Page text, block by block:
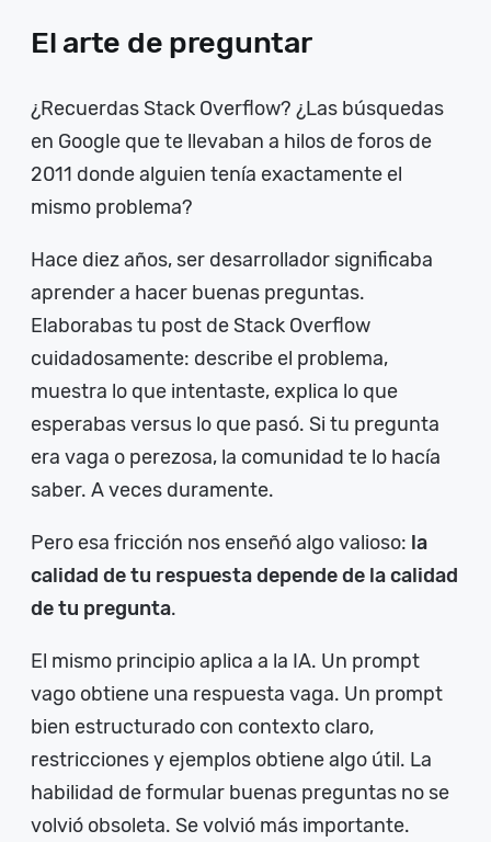
El arte de preguntar
¿Recuerdas Stack Overflow? ¿Las búsquedas
en Google que te llevaban a hilos de foros de
2011 donde alguien tenía exactamente el
mismo problema?
Hace diez años, ser desarrollador significaba
aprender a hacer buenas preguntas.
Elaborabas tu post de Stack Overflow
cuidadosamente: describe el problema,
muestra lo que intentaste, explica lo que
esperabas versus lo que pasó. Si tu pregunta
era vaga o perezosa, la comunidad te lo hacía
saber. A veces duramente.
Pero esa fricción nos enseñó algo valioso: la
calidad de tu respuesta depende de la calidad
de tu pregunta.
El mismo principio aplica a la IA. Un prompt
vago obtiene una respuesta vaga. Un prompt
bien estructurado con contexto claro,
restricciones y ejemplos obtiene algo útil. La
habilidad de formular buenas preguntas no se
volvió obsoleta. Se volvió más importante.